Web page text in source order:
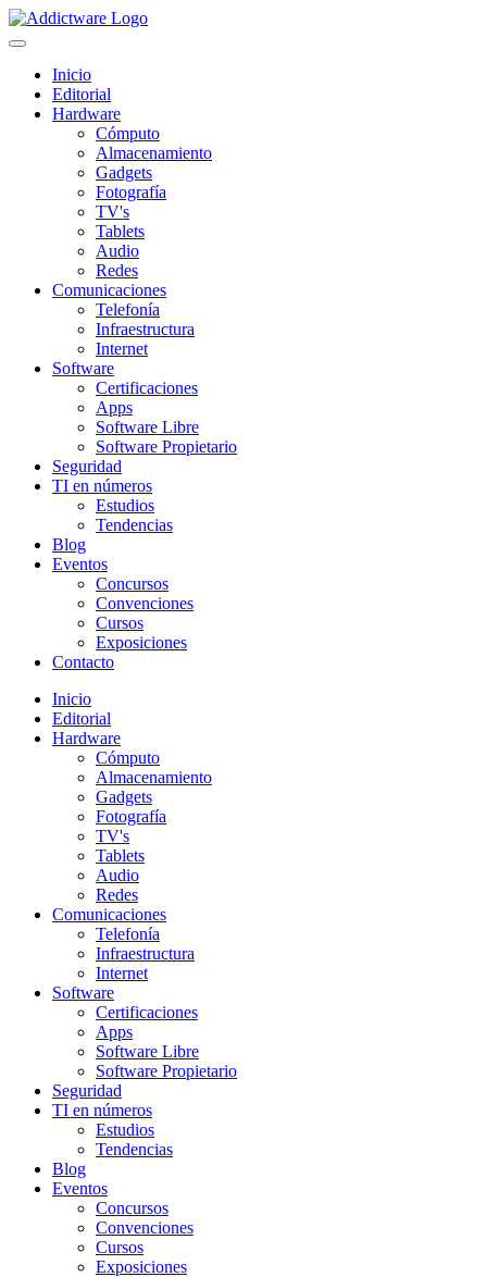
Inicio
Editorial
Hardware
Cómputo
Almacenamiento
Gadgets
Fotografía
TV's
Tablets
Audio
Redes
Comunicaciones
Telefonía
Infraestructura
Internet
Software
Certificaciones
Apps
Software Libre
Software Propietario
Seguridad
TI en números
Estudios
Tendencias
Blog
Eventos
Concursos
Convenciones
Cursos
Exposiciones
Contacto
Inicio
Editorial
Hardware
Cómputo
Almacenamiento
Gadgets
Fotografía
TV's
Tablets
Audio
Redes
Comunicaciones
Telefonía
Infraestructura
Internet
Software
Certificaciones
Apps
Software Libre
Software Propietario
Seguridad
TI en números
Estudios
Tendencias
Blog
Eventos
Concursos
Convenciones
Cursos
Exposiciones